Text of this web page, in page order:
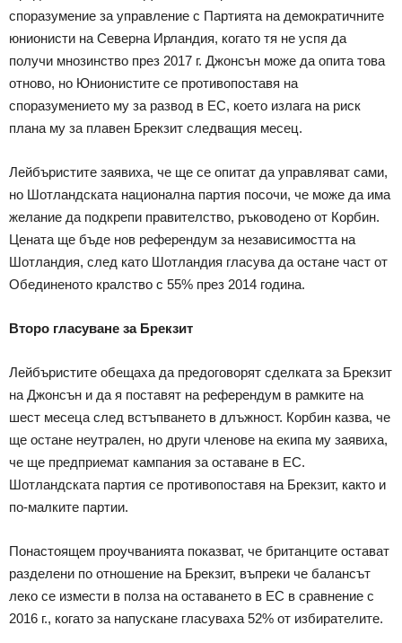
споразумение за управление с Партията на демократичните
юнионисти на Северна Ирландия, когато тя не успя да
получи мнозинство през 2017 г. Джонсън може да опита това
отново, но Юнионистите се противопоставя на
споразумението му за развод в ЕС, което излага на риск
плана му за плавен Брекзит следващия месец.
Лейбъристите заявиха, че ще се опитат да управляват сами,
но Шотландската национална партия посочи, че може да има
желание да подкрепи правителство, ръководено от Корбин.
Цената ще бъде нов референдум за независимостта на
Шотландия, след като Шотландия гласува да остане част от
Обединеното кралство с 55% през 2014 година.
Второ гласуване за Брекзит
Лейбъристите обещаха да предоговорят сделката за Брекзит
на Джонсън и да я поставят на референдум в рамките на
шест месеца след встъпването в длъжност. Корбин казва, че
ще остане неутрален, но други членове на екипа му заявиха,
че ще предприемат кампания за оставане в ЕС.
Шотландската партия се противопоставя на Брекзит, както и
по-малките партии.
Понастоящем проучванията показват, че британците остават
разделени по отношение на Брекзит, въпреки че балансът
леко се измести в полза на оставането в ЕС в сравнение с
2016 г., когато за напускане гласуваха 52% от избирателите.